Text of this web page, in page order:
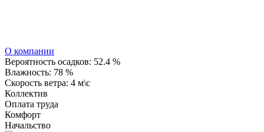
О компании
Вероятность осадков: 52.4 %
Влажность: 78 %
Скорость ветра: 4 м\с
Коллектив
Оплата труда
Комфорт
Начальство